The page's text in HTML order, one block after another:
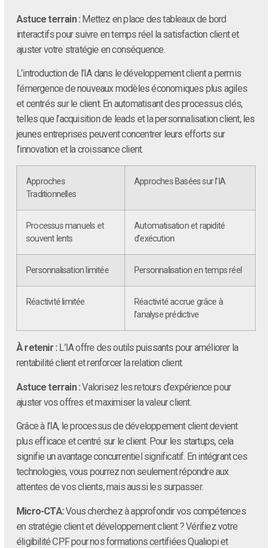
Astuce terrain : Mettez en place des tableaux de bord
interactifs pour suivre en temps réel la satisfaction client et
ajuster votre stratégie en conséquence.
L’introduction de l’IA dans le développement client a permis
l’émergence de nouveaux modèles économiques plus agiles
et centrés sur le client. En automatisant des processus clés,
telles que l’acquisition de leads et la personnalisation client, les
jeunes entreprises peuvent concentrer leurs efforts sur
l’innovation et la croissance client.
Approches
Traditionnelles
Approches Basées sur l’IA
Processus manuels et
souvent lents
Automatisation et rapidité
d’exécution
Personnalisation limitée Personnalisation en temps réel
Réactivité limitée
Réactivité accrue grâce à
l’analyse prédictive
À retenir : L’IA offre des outils puissants pour améliorer la
rentabilité client et renforcer la relation client.
Astuce terrain :Valorisez les retours d’expérience pour
ajuster vos offres et maximiser la valeur client.
Grâce à l’IA, le processus de développement client devient
plus efficace et centré sur le client. Pour les startups, cela
signifie un avantage concurrentiel significatif. En intégrant ces
technologies, vous pourrez non seulement répondre aux
attentes de vos clients, mais aussi les surpasser.
Micro-CTA:Vous cherchez à approfondir vos compétences
en stratégie client et développement client ? Vérifiez votre
éligibilité CPF pour nos formations certifiées Qualiopi et